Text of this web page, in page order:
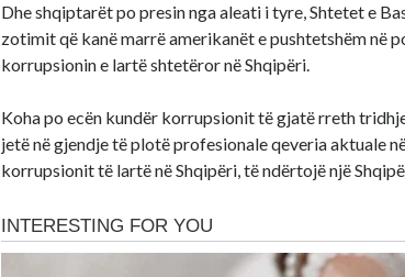
Dhe shqiptarët po presin nga aleati i tyre, Shtetet e
zotimit që kanë marrë amerikanët e pushtetshëm në
korrupsionin e lartë shtetëror në Shqipëri.
Koha po ecën kundër korrupsionit të gjatë rreth
jetë në gjendje të plotë profesionale qeveria aktuale
korrupsionit të lartë në Shqipëri, të ndërtojë një